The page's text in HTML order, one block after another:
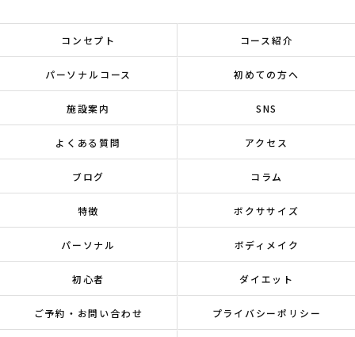
コンセプト コース紹介
パーソナルコース 初めての方へ
施設案内 SNS
よくある質問 アクセス
ブログ コラム
特徴 ボクササイズ
パーソナル ボディメイク
初心者 ダイエット
ご予約・お問い合わせ プライバシーポリシー